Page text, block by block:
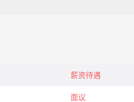
薪资待遇
面议